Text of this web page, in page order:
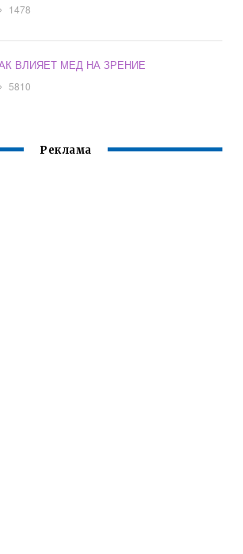
1478
ВЛИЯЕТ МЕД НА ЗРЕНИЕ
5810
Реклама